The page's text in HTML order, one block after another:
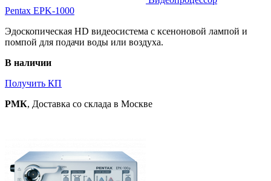
Pentax EPK-1000
Эдоскопическая HD видеосистема с ксеноновой лампой и
помпой для подачи воды или воздуха.
В наличии
Получить КП
РМК, Доставка со склада в Москве